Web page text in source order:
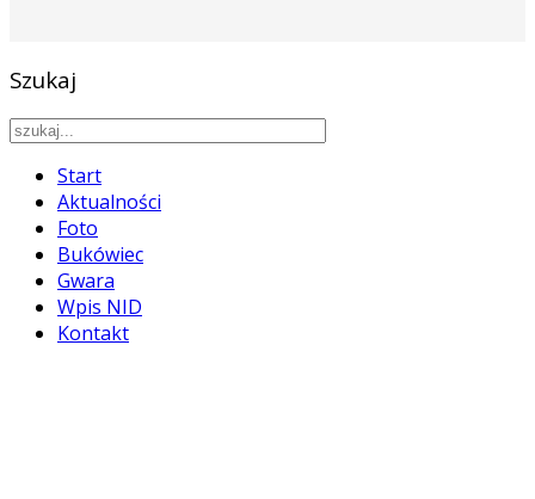
Szukaj
Start
Aktualności
Foto
Bukówiec
Gwara
Wpis NID
Kontakt